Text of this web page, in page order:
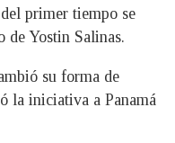
primer tiempo se
de Yostin Salinas.
su forma de
la iniciativa a Panamá